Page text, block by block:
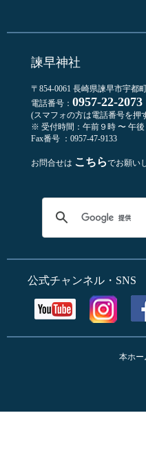
諫早神社
〒854-0061 長崎県諫早市宇都
電話番号： 0957-22-2073
(スマフォの方は電話番号を押
※ 受付時間：午前９時 〜 午
Fax番号 ：0957-47-9133
お問合せは こちらでお願い
公式チャンネル・SNS
本ホー